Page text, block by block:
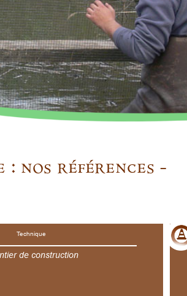
: nos références -
Technique
de construction